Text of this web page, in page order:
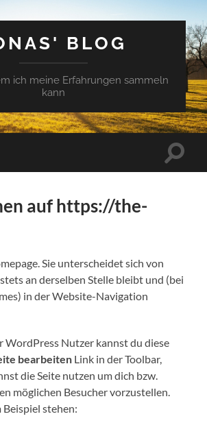
BLOG
ich meine Erfahrungen sammeln
kann
auf https://the-
Sie unterscheidet sich von
an derselben Stelle bleibt und (bei
in der Website-Navigation
WordPress Nutzer kannst du diese
bearbeiten Link in der Toolbar,
die Seite nutzen um dich bzw.
möglichen Besucher vorzustellen.
stehen: